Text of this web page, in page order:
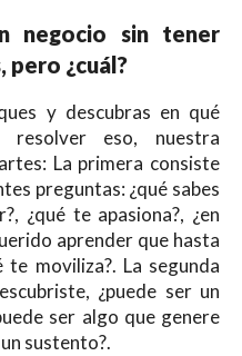
negocio sin tener
pero ¿cuál?
y descubras en qué
resolver eso, nuestra
La primera consiste
preguntas: ¿qué sabes
¿qué te apasiona?, ¿en
aprender que hasta
te moviliza?. La segunda
¿puede ser un
ser algo que genere
sustento?.